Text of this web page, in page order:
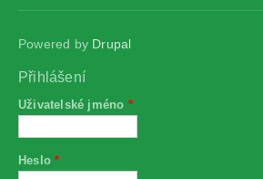
Powered by Drupal
Přihlášení
Uživatelské jméno *
Heslo*